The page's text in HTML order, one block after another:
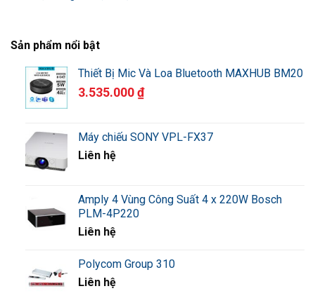
Sản phẩm nổi bật
Thiết Bị Mic Và Loa Bluetooth MAXHUB BM20
3.535.000₫
Máy chiếu SONY VPL-FX37
Liên hệ
Amply 4 Vùng Công Suất 4 x 220W Bosch
PLM-4P220
Liên hệ
Polycom Group 310
Liên hệ